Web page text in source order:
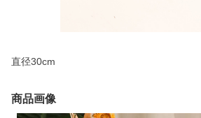
直径30cm
商品画像